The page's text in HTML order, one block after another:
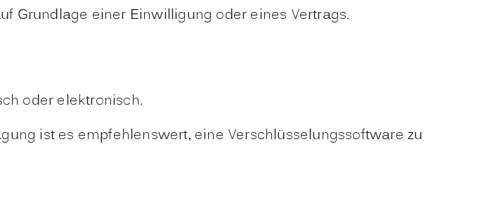
Grundlage einer Einwilligung oder eines Vertrags.
oder elektronisch.
ist es empfehlenswert, eine Verschlüsselungssoftware zu